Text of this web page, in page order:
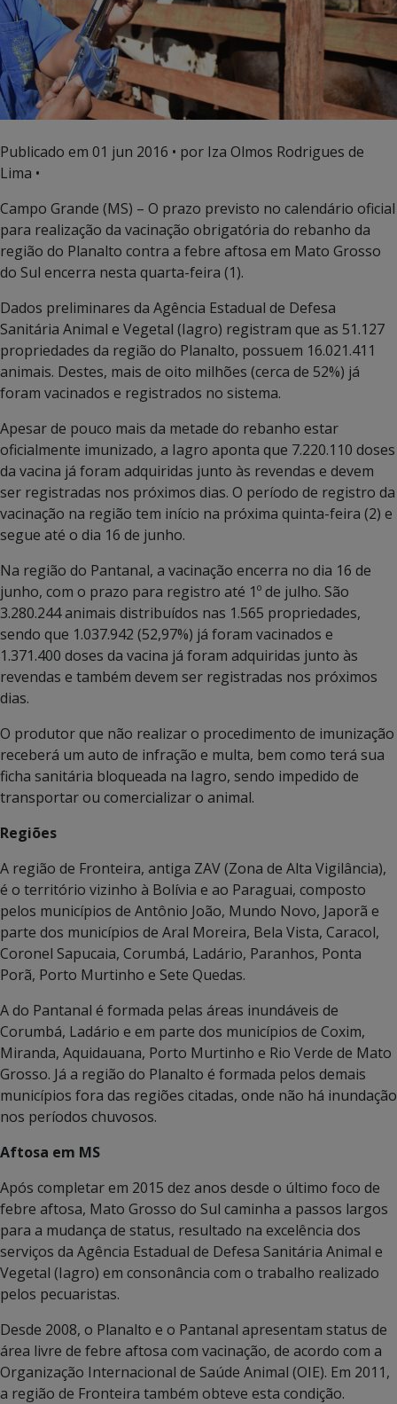
Publicado em 01 jun 2016 • por Iza Olmos Rodrigues de
Lima •
Campo Grande (MS) – O prazo previsto no calendário oficial
para realização da vacinação obrigatória do rebanho da
região do Planalto contra a febre aftosa em Mato Grosso
do Sul encerra nesta quarta-feira (1).
Dados preliminares da Agência Estadual de Defesa
Sanitária Animal e Vegetal (Iagro) registram que as 51.127
propriedades da região do Planalto, possuem 16.021.411
animais. Destes, mais de oito milhões (cerca de 52%) já
foram vacinados e registrados no sistema.
Apesar de pouco mais da metade do rebanho estar
oficialmente imunizado, a Iagro aponta que 7.220.110 doses
da vacina já foram adquiridas junto às revendas e devem
ser registradas nos próximos dias. O período de registro da
vacinação na região tem início na próxima quinta-feira (2) e
segue até o dia 16 de junho.
Na região do Pantanal, a vacinação encerra no dia 16 de
junho, com o prazo para registro até 1º de julho. São
3.280.244 animais distribuídos nas 1.565 propriedades,
sendo que 1.037.942 (52,97%) já foram vacinados e
1.371.400 doses da vacina já foram adquiridas junto às
revendas e também devem ser registradas nos próximos
dias.
O produtor que não realizar o procedimento de imunização
receberá um auto de infração e multa, bem como terá sua
ficha sanitária bloqueada na Iagro, sendo impedido de
transportar ou comercializar o animal.
Regiões
A região de Fronteira, antiga ZAV (Zona de Alta Vigilância),
é o território vizinho à Bolívia e ao Paraguai, composto
pelos municípios de Antônio João, Mundo Novo, Japorã e
parte dos municípios de Aral Moreira, Bela Vista, Caracol,
Coronel Sapucaia, Corumbá, Ladário, Paranhos, Ponta
Porã, Porto Murtinho e Sete Quedas.
A do Pantanal é formada pelas áreas inundáveis de
Corumbá, Ladário e em parte dos municípios de Coxim,
Miranda, Aquidauana, Porto Murtinho e Rio Verde de Mato
Grosso. Já a região do Planalto é formada pelos demais
municípios fora das regiões citadas, onde não há inundação
nos períodos chuvosos.
Aftosa em MS
Após completar em 2015 dez anos desde o último foco de
febre aftosa, Mato Grosso do Sul caminha a passos largos
para a mudança de status, resultado na excelência dos
serviços da Agência Estadual de Defesa Sanitária Animal e
Vegetal (Iagro) em consonância com o trabalho realizado
pelos pecuaristas.
Desde 2008, o Planalto e o Pantanal apresentam status de
área livre de febre aftosa com vacinação, de acordo com a
Organização Internacional de Saúde Animal (OIE). Em 2011,
a região de Fronteira também obteve esta condição.